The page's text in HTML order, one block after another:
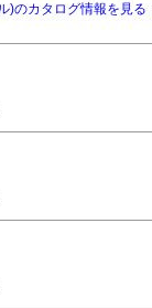
)のカタログ情報を見る